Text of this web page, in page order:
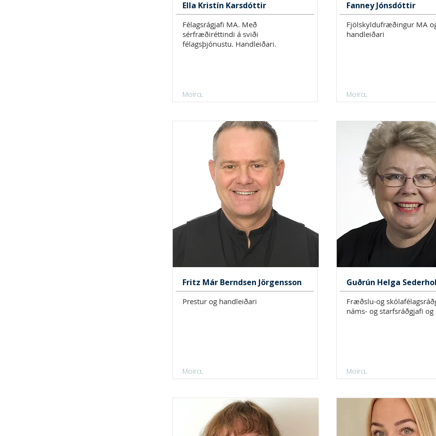
Ella Kristín Karsdóttir
Félagsrágjafi MA. Með
sérfræðiréttindi á sviði
félagsþjónustu. Handleiðari.
Meira...
Fritz Már Berndsen Jörgensson
Prestur og handleiðari
Meira...
Fanney Jónsdóttir
Fjölskyldufræðingur MA
handleiðari
Meira...
Guðrún Helga
Fræðslu-og
náms- og starfsráðgjafi
Meira...